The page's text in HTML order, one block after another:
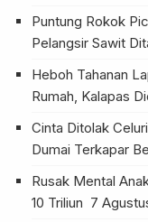
Puntung Rokok
Pelangsir Sawit
Heboh Tahanan
Rumah, Kalapas
Cinta Ditolak
Dumai Terkapar
Rusak Mental
10 Triliun 7